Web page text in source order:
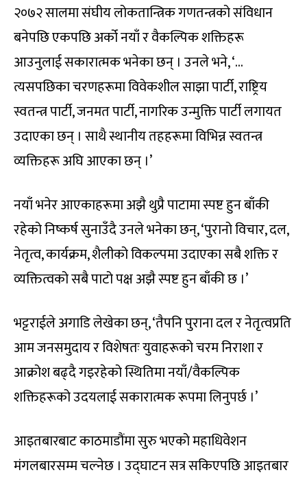
२०७२ सालमा संघीय लोकतान्त्रिक गणतन्त्रको संविधान
बनेपछि एकपछि अर्को नयाँ र वैकल्पिक शक्तिहरू
आउनुलाई सकारात्मक भनेका छन् । उनले भने, ‘…
त्यसपछिका चरणहरूमा विवेकशील साझा पार्टी, राष्ट्रिय
स्वतन्त्र पार्टी, जनमत पार्टी, नागरिक उन्मुक्ति पार्टी लगायत
उदाएका छन् । साथै स्थानीय तहहरूमा विभिन्न स्वतन्त्र
व्यक्तिहरू अघि आएका छन् ।’
नयाँ भनेर आएकाहरूमा अझै थुप्रै पाटामा स्पष्ट हुन बाँकी
रहेको निष्कर्ष सुनाउँदै उनले भनेका छन्, ‘पुरानो विचार, दल,
नेतृत्व, कार्यक्रम, शैलीको विकल्पमा उदाएका सबै शक्ति र
व्यक्तित्वको सबै पाटो पक्ष अझै स्पष्ट हुन बाँकी छ ।’
भट्टराईले अगाडि लेखेका छन्, ‘तैपनि पुराना दल र नेतृत्वप्रति
आम जनसमुदाय र विशेषतः युवाहरूको चरम निराशा र
आक्रोश बढ्दै गइरहेको स्थितिमा नयाँ/वैकल्पिक
शक्तिहरूको उदयलाई सकारात्मक रूपमा लिनुपर्छ ।’
आइतबारबाट काठमाडौंमा सुरु भएको महाधिवेशन
मंगलबारसम्म चल्नेछ । उद्घाटन सत्र सकिएपछि आइतबार